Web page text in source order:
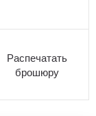
Распечатать
брошюру